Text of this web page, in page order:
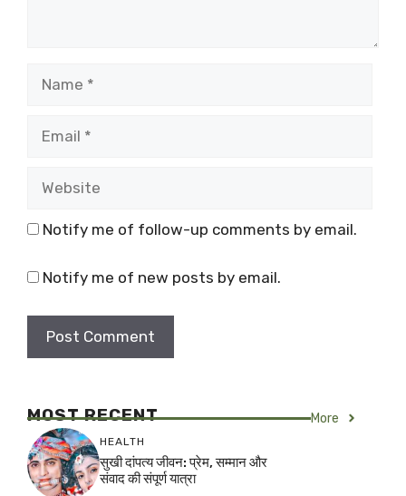
Notify me of follow-up comments by email.
Notify me of new posts by email.
MOST RECENT More
HEALTH
सुखी दांपत्य जीवन: प्रेम, सम्मान और
संवाद की संपूर्ण यात्रा